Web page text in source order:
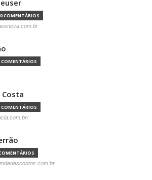
0 COMENTÁRIOS
COMENTÁRIOS
Costa
COMENTÁRIOS